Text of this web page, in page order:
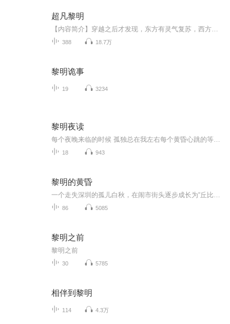
超凡黎明
388 18.7万
黎明诡事
19 3234
黎明夜读
18 943
黎明的黄昏
86 5085
黎明之前
黎明之前
30 5785
相伴到黎明
114 4.3万